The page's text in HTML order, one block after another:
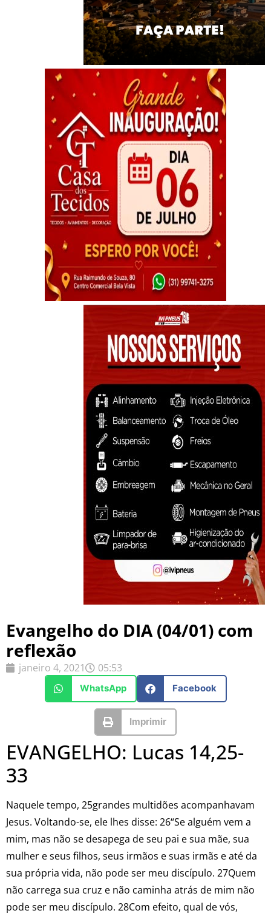
Evangelho do DIA (04/01) com
reflexão
janeiro 4, 2021 05:53
WhatsApp Facebook
Imprimir
EVANGELHO: Lucas 14,25-
33
Naquele tempo, 25grandes multidões acompanhavam
Jesus. Voltando-se, ele lhes disse: 26“Se alguém vem a
mim, mas não se desapega de seu pai e sua mãe, sua
mulher e seus filhos, seus irmãos e suas irmãs e até da
sua própria vida, não pode ser meu discípulo. 27Quem
não carrega sua cruz e não caminha atrás de mim não
pode ser meu discípulo. 28Com efeito, qual de vós,